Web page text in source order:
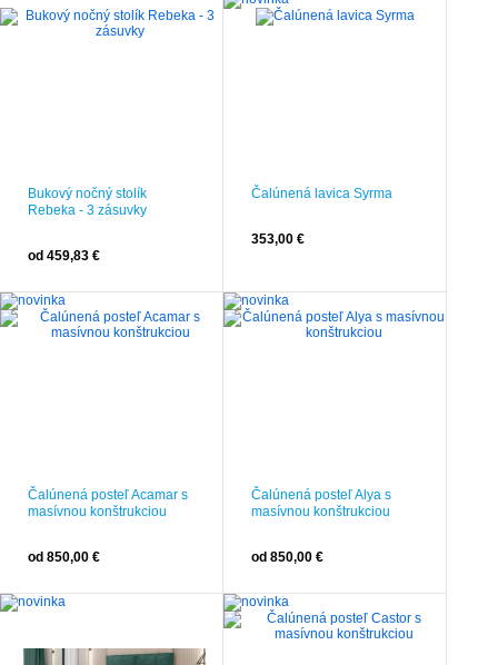
Bukový nočný stolík
Rebeka - 3 zásuvky
od 459,83 €
Čalúnená lavica Syrma
353,00 €
Čalúnená posteľ Acamar s
masívnou konštrukciou
od 850,00 €
Čalúnená posteľ Alya s
masívnou konštrukciou
od 850,00 €